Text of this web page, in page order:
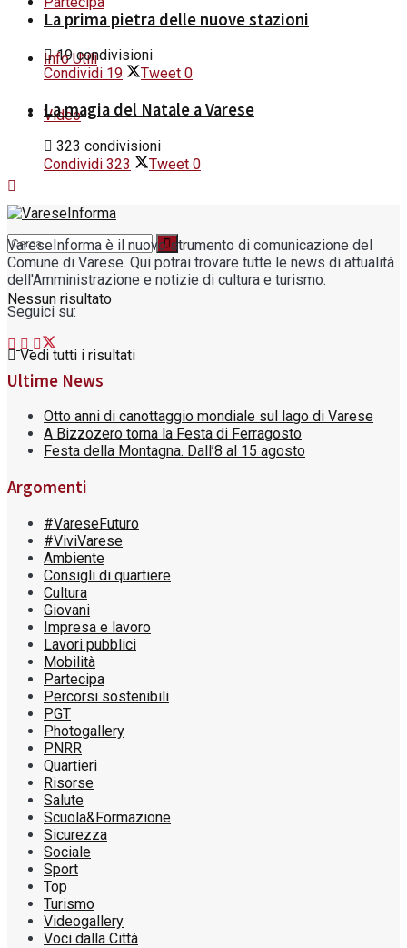
Info Utili
Video
Nessun risultato
Vedi tutti i risultati
La prima pietra delle nuove stazioni
19 condivisioni
Condividi 19 Tweet 0
La magia del Natale a Varese
323 condivisioni
Condividi 323 Tweet 0
VareseInforma è il nuovo strumento di comunicazione del
Comune di Varese. Qui potrai trovare tutte le news di attualità
dell'Amministrazione e notizie di cultura e turismo.
Seguici su:
Ultime News
Otto anni di canottaggio mondiale sul lago di Varese
A Bizzozero torna la Festa di Ferragosto
Festa della Montagna. Dall’8 al 15 agosto
Argomenti
#VareseFuturo
#ViviVarese
Ambiente
Consigli di quartiere
Cultura
Giovani
Impresa e lavoro
Lavori pubblici
Mobilità
Partecipa
Percorsi sostenibili
PGT
Photogallery
PNRR
Quartieri
Risorse
Salute
Scuola&Formazione
Sicurezza
Sociale
Sport
Top
Turismo
Videogallery
Voci dalla Città